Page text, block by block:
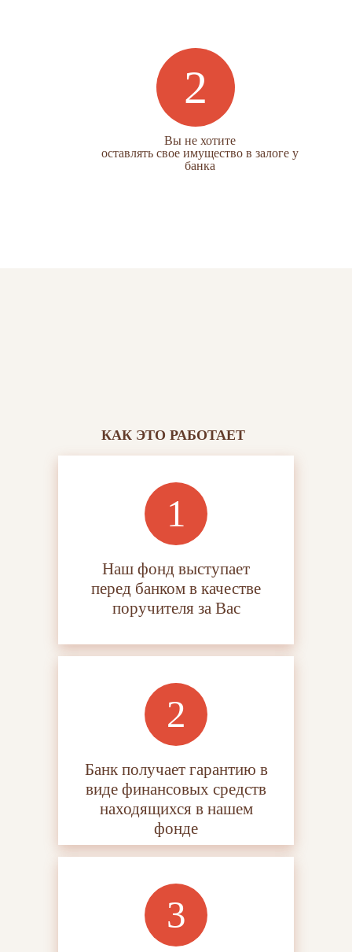
Вы не хотите
оставлять свое имущество в залоге у
банка
КАК ЭТО РАБОТАЕТ
Наш фонд выступает
перед банком в качестве
поручителя за Вас
Банк получает гарантию в
виде финансовых средств
находящихся в нашем
фонде